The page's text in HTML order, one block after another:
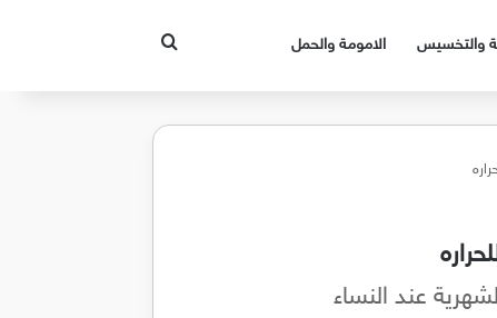
والتخسيس الامومة والحمل